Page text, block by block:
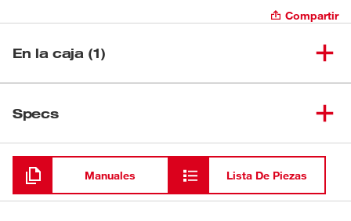
Compartir
En la caja (1)
Specs
Cargando
Manuales Lista De Piezas